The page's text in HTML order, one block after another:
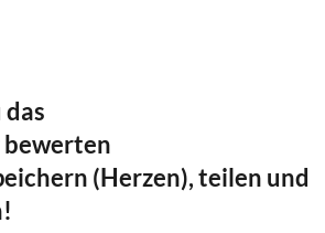
(Herzen), teilen und